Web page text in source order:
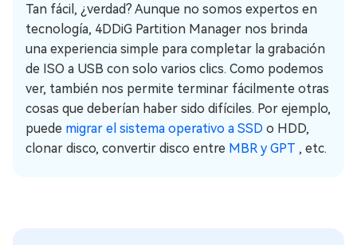
Tan fácil, ¿verdad? Aunque no somos expertos en
tecnología, 4DDiG Partition Manager nos brinda
una experiencia simple para completar la grabación
de ISO a USB con solo varios clics. Como podemos
ver, también nos permite terminar fácilmente otras
cosas que deberían haber sido difíciles. Por ejemplo,
puede migrar el sistema operativo a SSD o HDD,
clonar disco, convertir disco entre MBR y GPT , etc.